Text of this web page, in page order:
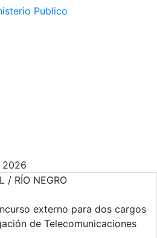
2026
/ RÍO NEGRO
externo para dos cargos
de Telecomunicaciones